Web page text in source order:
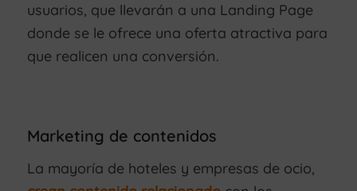
usuarios, que llevarán a una Landing Page
donde se le ofrece una oferta atractiva para
que realicen una conversión.
Marketing de contenidos
La mayoría de hoteles y empresas de ocio,